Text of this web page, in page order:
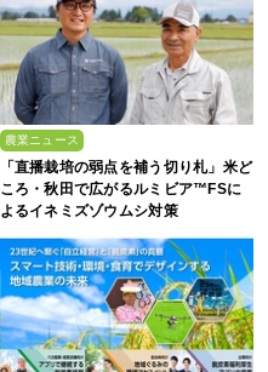
農業ニュース
「直播栽培の弱点を補う切り札」米ど
ころ・秋田で広がるルミビア™FSに
よるイネミズゾウムシ対策